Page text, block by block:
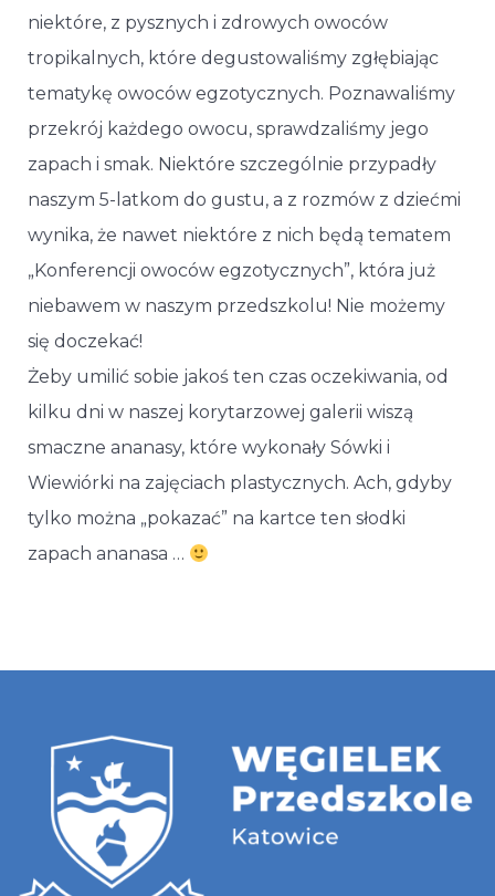
niektóre, z pysznych i zdrowych owoców
tropikalnych, które degustowaliśmy zgłębiając
tematykę owoców egzotycznych. Poznawaliśmy
przekrój każdego owocu, sprawdzaliśmy jego
zapach i smak. Niektóre szczególnie przypadły
naszym 5-latkom do gustu, a z rozmów z dziećmi
wynika, że nawet niektóre z nich będą tematem
„Konferencji owoców egzotycznych”, która już
niebawem w naszym przedszkolu! Nie możemy
się doczekać!
Żeby umilić sobie jakoś ten czas oczekiwania, od
kilku dni w naszej korytarzowej galerii wiszą
smaczne ananasy, które wykonały Sówki i
Wiewiórki na zajęciach plastycznych. Ach, gdyby
tylko można „pokazać” na kartce ten słodki
zapach ananasa …